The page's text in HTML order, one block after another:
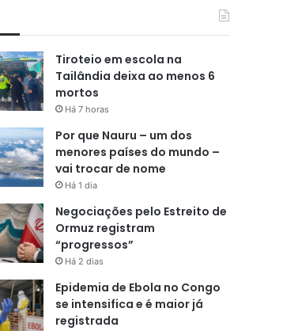
Tiroteio em escola na
Tailândia deixa ao menos 6
mortos
Há 7 horas
Por que Nauru – um dos
menores países do mundo –
vai trocar de nome
Há 1 dia
Negociações pelo Estreito de
Ormuz registram
“progressos”
Há 2 dias
Epidemia de Ebola no Congo
se intensifica e é maior já
registrada